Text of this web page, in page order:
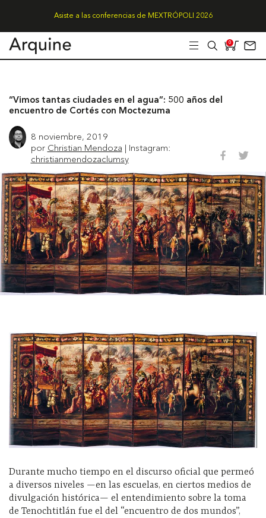
Asiste a las conferencias de MEXTRÓPOLI 2026
0
“Vimos tantas ciudades en el agua”: 500 años del
encuentro de Cortés con Moctezuma
8 noviembre, 2019
por Christian Mendoza | Instagram:
christianmendozaclumsy
Durante mucho tiempo en el discurso oficial que permeó
a diversos niveles —en las escuelas, en ciertos medios de
divulgación histórica— el entendimiento sobre la toma
de Tenochtitlán fue el del “encuentro de dos mundos”,